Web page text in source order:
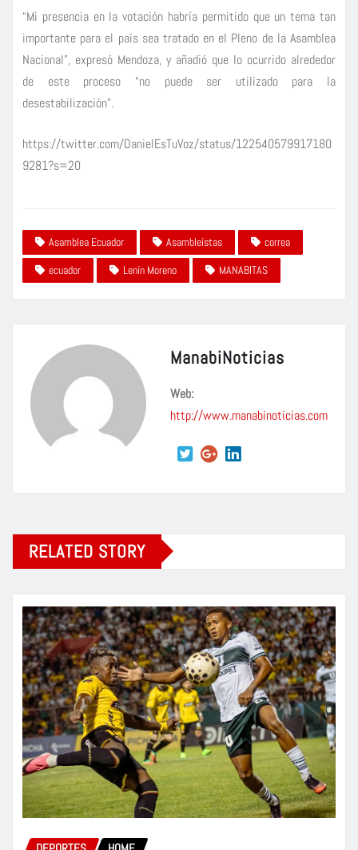
“Mi presencia en la votación habría permitido que un tema tan
importante para el país sea tratado en el Pleno de la Asamblea
Nacional”, expresó Mendoza, y añadió que lo ocurrido alrededor
de este proceso “no puede ser utilizado para la
desestabilización”.
https://twitter.com/DanielEsTuVoz/status/122540579917180
9281?s=20
Asamblea Ecuador Asambleístas
correa
ecuador
Lenín Moreno MANABITAS
ManabiNoticias
Web:
http://www.manabinoticias.com
RELATED STORY